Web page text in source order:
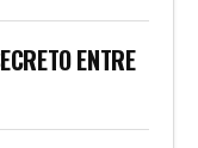
ENTRE